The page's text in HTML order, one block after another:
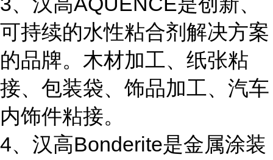
可持续的水性粘合剂解决方案
的品牌。木材加工、纸张粘
接、包装袋、饰品加工、汽车
内饰件粘接。
4、汉高Bonderite是金属涂装